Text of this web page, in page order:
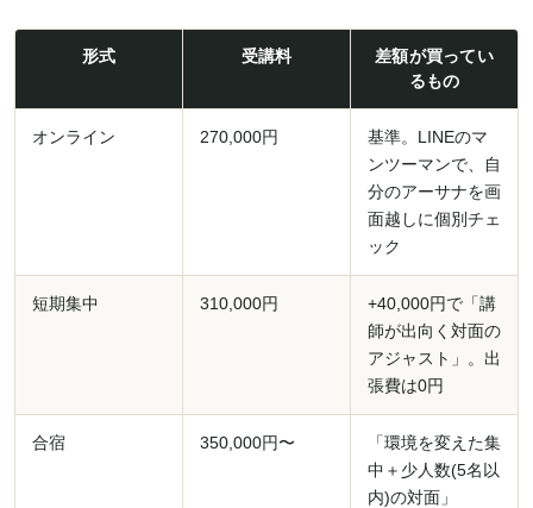
形式 受講料
差額が買ってい
るもの
オンライン 270,000円
基準。LINEのマ
ンツーマンで、自
分のアーサナを画
面越しに個別チェ
ック
短期集中 310,000円
+40,000円で「講
師が出向く対面の
アジャスト」。出
張費は0円
合宿 350,000円〜
「環境を変えた集
中＋少人数(5名以
内)の対面」